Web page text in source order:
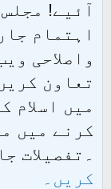
آئیے! مجلس
اہتمام
واصلاحی
تعاون
میں اسلام
کرنے میں
۔تفصیلات
کریں۔